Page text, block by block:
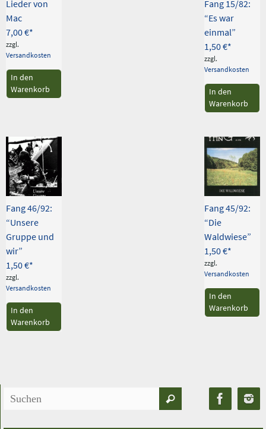
Lieder von
Mac
7,00€
zzgl.
Versandkosten
In den
Warenkorb
Fang 15/82:
“Es war
einmal”
1,50€
zzgl.
Versandkosten
In den
Warenkorb
Fang 46/92:
“Unsere
Gruppe und
wir”
1,50€
zzgl.
Versandkosten
In den
Warenkorb
Fang 45/92:
“Die
Waldwiese”
1,50€
zzgl.
Versandkosten
In den
Warenkorb
Suchen